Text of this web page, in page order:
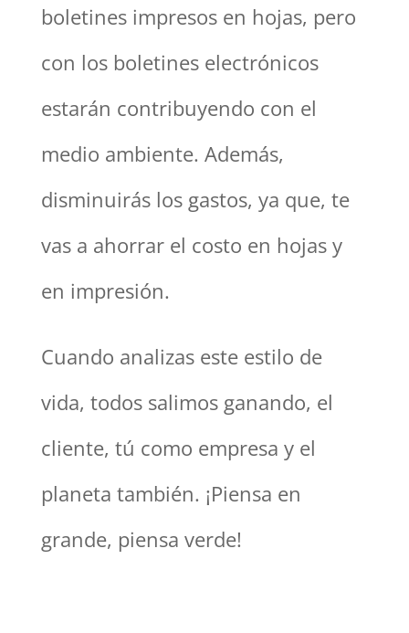
boletines impresos en hojas, pero
con los boletines electrónicos
estarán contribuyendo con el
medio ambiente. Además,
disminuirás los gastos, ya que, te
vas a ahorrar el costo en hojas y
en impresión.
Cuando analizas este estilo de
vida, todos salimos ganando, el
cliente, tú como empresa y el
planeta también. ¡Piensa en
grande, piensa verde!